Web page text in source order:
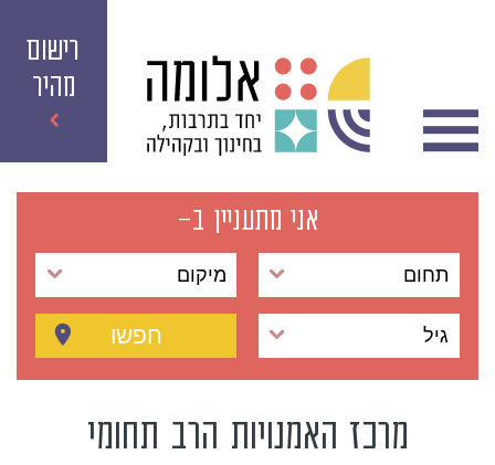
רישום
מהיר
אני מתעניין ב-
תחום מיקום
גיל חפשו
מרכז האמנויות הרב תחומי